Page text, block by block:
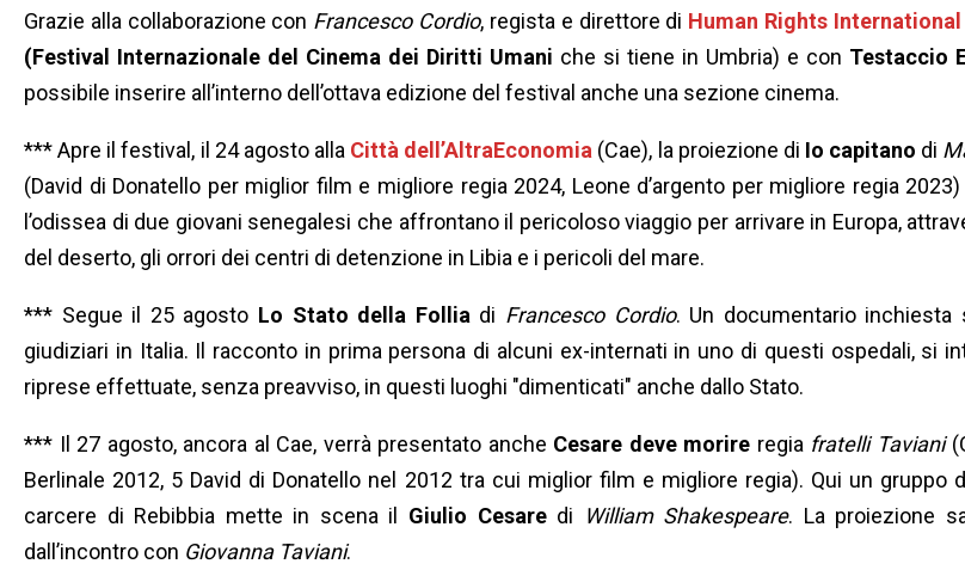
Grazie alla collaborazione con Francesco Cordio, regista e direttore di Human Rights International
(Festival Internazionale del Cinema dei Diritti Umani che si tiene in Umbria) e con Testaccio
possibile inserire all’interno dell’ottava edizione del festival anche una sezione cinema.
*** Apre il festival, il 24 agosto alla Città dell’AltraEconomia (Cae), la proiezione di Io capitano di
(David di Donatello per miglior film e migliore regia 2024, Leone d’argento per migliore regia
l’odissea di due giovani senegalesi che affrontano il pericoloso viaggio per arrivare in Europa,
del deserto, gli orrori dei centri di detenzione in Libia e i pericoli del mare.
*** Segue il 25 agosto Lo Stato della Follia di Francesco Cordio. Un documentario inchiesta
giudiziari in Italia. Il racconto in prima persona di alcuni ex-internati in uno di questi ospedali, si
riprese effettuate, senza preavviso, in questi luoghi "dimenticati" anche dallo Stato.
*** Il 27 agosto, ancora al Cae, verrà presentato anche Cesare deve morire regia fratelli Taviani
Berlinale 2012, 5 David di Donatello nel 2012 tra cui miglior film e migliore regia). Qui un gruppo
carcere di Rebibbia mette in scena il Giulio Cesaredi William Shakespeare. La proiezione
dall’incontro con Giovanna Taviani.